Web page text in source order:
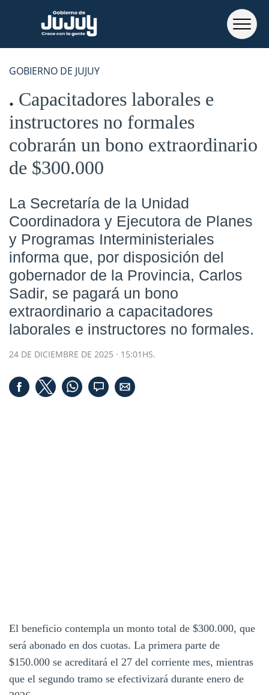
GOBIERNO DE JUJUY
Capacitadores laborales e
instructores no formales
cobrarán un bono extraordinario
de $300.000
La Secretaría de la Unidad
Coordinadora y Ejecutora de Planes
y Programas Interministeriales
informa que, por disposición del
gobernador de la Provincia, Carlos
Sadir, se pagará un bono
extraordinario a capacitadores
laborales e instructores no formales.
24 DE DICIEMBRE DE 2025 · 15:01HS.
El beneficio contempla un monto total de $300.000, que
será abonado en dos cuotas. La primera parte de
$150.000 se acreditará el 27 del corriente mes, mientras
que el segundo tramo se efectivizará durante enero de